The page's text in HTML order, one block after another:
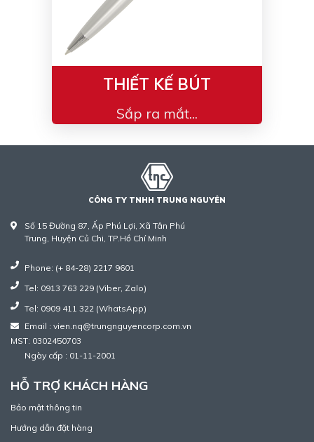
THIẾT KẾ BÚT
Sắp ra mắt...
CÔNG TY TNHH TRUNG NGUYÊN
Số 15 Đường 87, Ấp Phú Lợi, Xã Tân Phú
Trung, Huyện Củ Chi, TP.Hồ Chí Minh
Phone: (+ 84-28) 2217 9601
Tel: 0913 763 229 (Viber, Zalo)
Tel: 0909 411 322 (WhatsApp)
Email : vien.nq@trungnguyencorp.com.vn
MST: 0302450703
Ngày cấp : 01-11-2001
HỖ TRỢ KHÁCH HÀNG
Bảo mật thông tin
Hướng dẫn đặt hàng